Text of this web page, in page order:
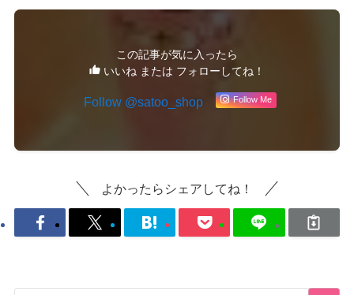
この記事が気に入ったら
いいね または フォローしてね！
Follow @satoo_shop Follow Me
よかったらシェアしてね！